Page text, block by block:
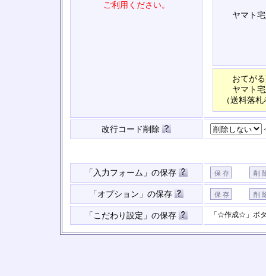
ご利用ください。
ヤマト
おてが
ヤマト
（送料落
改行コード削除
「入力フォーム」の保存
「オプション」の保存
「こだわり設定」の保存 「☆作成☆」ボ